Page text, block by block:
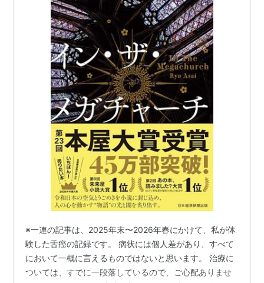
※一連の記事は、2025年末〜2026年春にかけて、私が体
験した舌癌の記録です。 病状には個人差があり、すべて
において一概に言えるものではないと思います。 治療に
ついては、すでに一段落しているので、ご心配ありませ